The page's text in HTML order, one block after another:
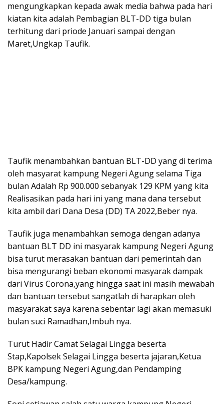
mengungkapkan kepada awak media bahwa pada hari
kiatan kita adalah Pembagian BLT-DD tiga bulan
terhitung dari priode Januari sampai dengan
Maret,Ungkap Taufik.
Taufik menambahkan bantuan BLT-DD yang di terima
oleh masyarat kampung Negeri Agung selama Tiga
bulan Adalah Rp 900.000 sebanyak 129 KPM yang kita
Realisasikan pada hari ini yang mana dana tersebut
kita ambil dari Dana Desa (DD) TA 2022,Beber nya.
Taufik juga menambahkan semoga dengan adanya
bantuan BLT DD ini masyarak kampung Negeri Agung
bisa turut merasakan bantuan dari pemerintah dan
bisa mengurangi beban ekonomi masyarak dampak
dari Virus Corona,yang hingga saat ini masih mewabah
dan bantuan tersebut sangatlah di harapkan oleh
masyarakat saya karena sebentar lagi akan memasuki
bulan suci Ramadhan,Imbuh nya.
Turut Hadir Camat Selagai Lingga beserta
Stap,Kapolsek Selagai Lingga beserta jajaran,Ketua
BPK kampung Negeri Agung,dan Pendamping
Desa/kampung.